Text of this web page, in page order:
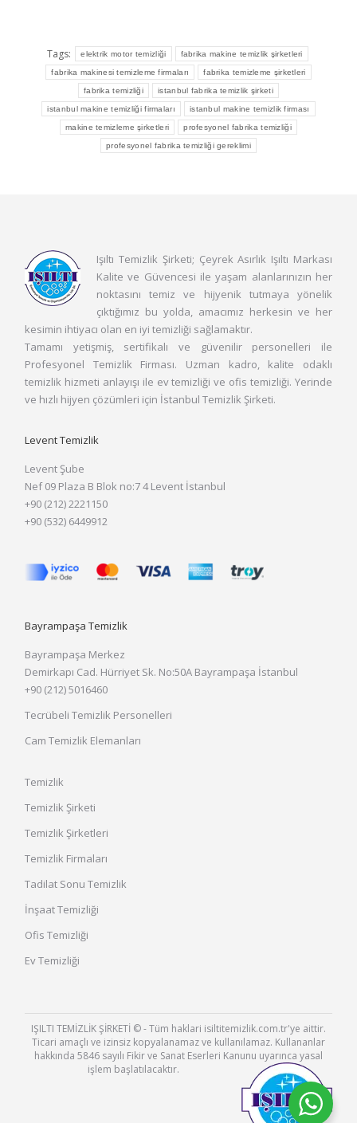
Tags: elektrik motor temizliği fabrika makine temizlik şirketleri
fabrika makinesi temizleme firmaları fabrika temizleme şirketleri
fabrika temizliği istanbul fabrika temizlik şirketi
istanbul makine temizliği firmaları istanbul makine temizlik firması
makine temizleme şirketleri profesyonel fabrika temizliği
profesyonel fabrika temizliği gereklimi
Işıltı Temizlik Şirketi; Çeyrek Asırlık Işıltı Markası
Kalite ve Güvencesi ile yaşam alanlarınızın her
noktasını temiz ve hijyenik tutmaya yönelik
çıktığımız bu yolda, amacımız herkesin ve her
kesimin ihtiyacı olan en iyi temizliği sağlamaktır.
Tamamı yetişmiş, sertifikalı ve güvenilir personelleri ile
Profesyonel Temizlik Firması. Uzman kadro, kalite odaklı
temizlik hizmeti anlayışı ile ev temizliği ve ofis temizliği. Yerinde
ve hızlı hijyen çözümleri için İstanbul Temizlik Şirketi.
Levent Temizlik
Levent Şube
Nef 09 Plaza B Blok no:7 4 Levent İstanbul
+90 (212) 2221150
+90 (532) 6449912
Bayrampaşa Temizlik
Bayrampaşa Merkez
Demirkapı Cad. Hürriyet Sk. No:50A Bayrampaşa İstanbul
+90 (212) 5016460
Tecrübeli Temizlik Personelleri
Cam Temizlik Elemanları
Temizlik
Temizlik Şirketi
Temizlik Şirketleri
Temizlik Firmaları
Tadilat Sonu Temizlik
İnşaat Temizliği
Ofis Temizliği
Ev Temizliği
IŞILTI TEMİZLİK ŞİRKETİ © - Tüm haklari isiltitemizlik.com.tr'ye aittir.
Ticari amaçlı ve izinsiz kopyalanamaz ve kullanılamaz. Kullananlar
hakkında 5846 sayılı Fikir ve Sanat Eserleri Kanunu uyarınca yasal
işlem başlatılacaktır.